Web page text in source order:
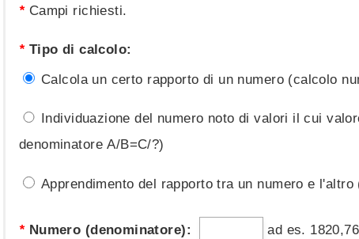
*Campi richiesti.
*Tipo di calcolo:
Calcola un certo rapporto di un numero (calcolo
Individuazione del numero noto di valori il cui
denominatore A/B=C/?)
Apprendimento del rapporto tra un numero e
*Numero (denominatore): ad es. 1820,76